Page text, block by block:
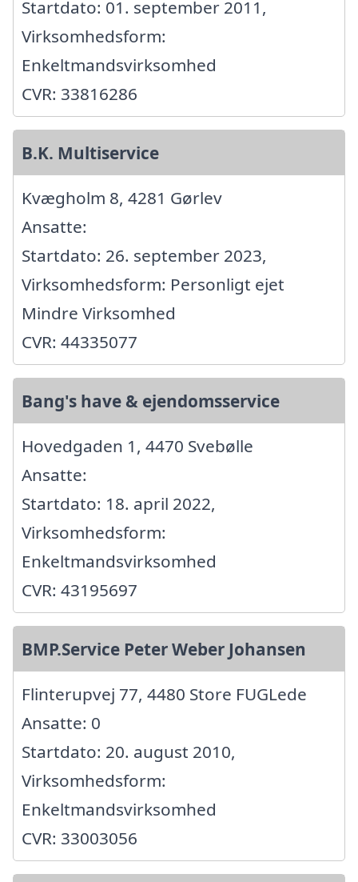
Startdato: 01. september 2011,
Virksomhedsform:
Enkeltmandsvirksomhed
CVR: 33816286
B.K. Multiservice
Kvægholm 8, 4281 Gørlev
Ansatte:
Startdato: 26. september 2023,
Virksomhedsform: Personligt ejet
Mindre Virksomhed
CVR: 44335077
Bang's have & ejendomsservice
Hovedgaden 1, 4470 Svebølle
Ansatte:
Startdato: 18. april 2022,
Virksomhedsform:
Enkeltmandsvirksomhed
CVR: 43195697
BMP.Service Peter Weber Johansen
Flinterupvej 77, 4480 Store FUGLede
Ansatte: 0
Startdato: 20. august 2010,
Virksomhedsform:
Enkeltmandsvirksomhed
CVR: 33003056